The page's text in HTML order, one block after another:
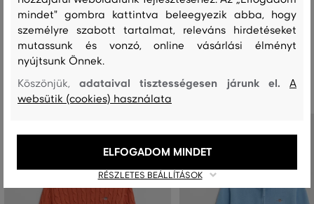
Ajánlott termékek
mindet" gombra kattintva beleegyezik abba, hogy
személyre szabott tartalmat, releváns hirdetéseket
mutassunk és vonzó, online vásárlási élményt
nyújtsunk Önnek.
Köszönjük,adataival tisztességesen járunk el.A
websütik (cookies) használata
RÉSZLETES BEÁLLÍTÁSOK
ELFOGADOM MINDET